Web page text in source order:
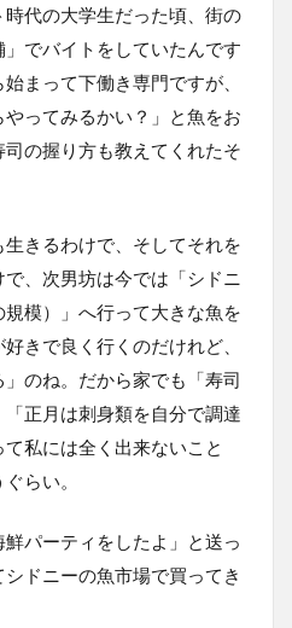
代の大学生だった頃、街の
でバイトをしていたんです
まって下働き専門ですが、
ってみるかい？」と魚をお
の握り方も教えてくれたそ
きるわけで、そしてそれを
、次男坊は今では「シドニ
模）」へ行って大きな魚を
きで良く行くのだけれど、
」のね。だから家でも「寿司
正月は刺身類を自分で調達
私には全く出来ないこと
らい。
パーティをしたよ」と送っ
ドニーの魚市場で買ってき